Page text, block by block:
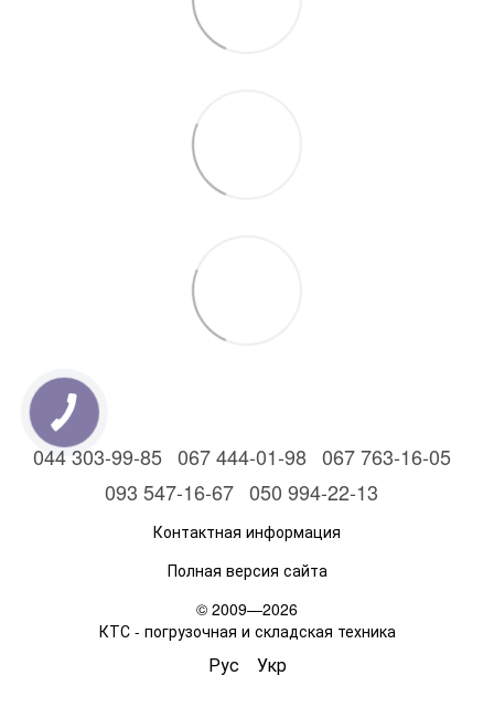
044 303-99-85 067 444-01-98 067 763-16-05
093 547-16-67 050 994-22-13
Контактная информация
Полная версия сайта
© 2009—2026
КТС - погрузочная и складская техника
Рус Укр